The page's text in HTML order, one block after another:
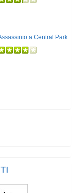
a Central Park